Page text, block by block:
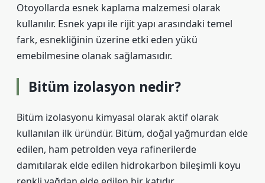
Otoyollarda esnek kaplama malzemesi olarak
kullanılır. Esnek yapı ile rijit yapı arasındaki temel
fark, esnekliğinin üzerine etki eden yükü
emebilmesine olanak sağlamasıdır.
Bitüm izolasyon nedir?
Bitüm izolasyonu kimyasal olarak aktif olarak
kullanılan ilk üründür. Bitüm, doğal yağmurdan elde
edilen, ham petrolden veya rafinerilerde
damıtılarak elde edilen hidrokarbon bileşimli koyu